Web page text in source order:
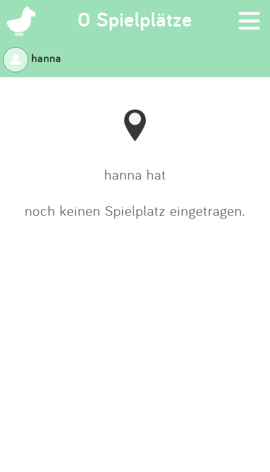
0 Spielplätze ×
Suchen
Eintragen
App
Blog
Partner
hanna
hanna hat
noch keinen Spielplatz eingetragen.